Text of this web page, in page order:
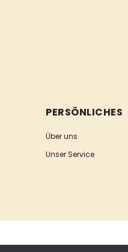
PERSÖNLICHES
Über uns
Unser Service